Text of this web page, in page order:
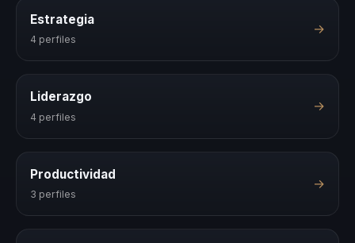
Estrategia
4 perfiles
→
Liderazgo
4 perfiles
→
Productividad
3 perfiles
→